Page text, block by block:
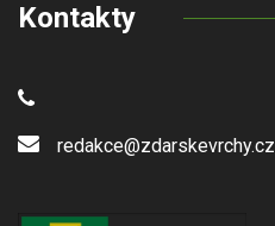
Kontakty
redakce@zdarskevrchy.cz